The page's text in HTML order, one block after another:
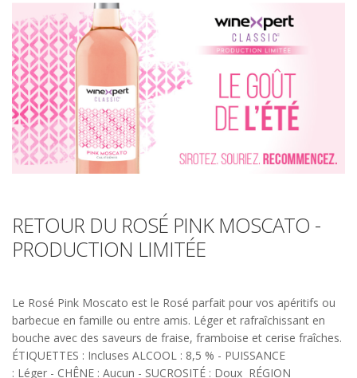
RETOUR DU ROSÉ PINK MOSCATO -
PRODUCTION LIMITÉE
Le Rosé Pink Moscato est le Rosé parfait pour vos apéritifs ou
barbecue en famille ou entre amis. Léger et rafraîchissant en
bouche avec des saveurs de fraise, framboise et cerise fraîches.
ÉTIQUETTES : Incluses ALCOOL : 8,5 % - PUISSANCE
: Léger - CHÊNE : Aucun - SUCROSITÉ : Doux RÉGION